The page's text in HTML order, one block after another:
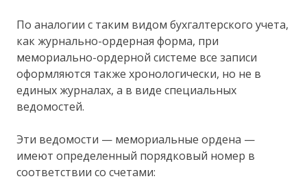
По аналогии с таким видом бухгалтерского учета,
как журнально-ордерная форма, при
мемориально-ордерной системе все записи
оформляются также хронологически, но не в
единых журналах, а в виде специальных
ведомостей.
Эти ведомости — мемориальные ордена —
имеют определенный порядковый номер в
соответствии со счетами: